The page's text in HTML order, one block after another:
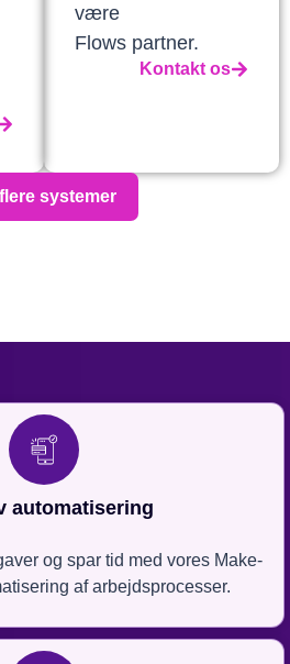
være
Flows partner.
Kontakt os
systemer
automatisering
og spar tid med vores Make-
af arbejdsprocesser.